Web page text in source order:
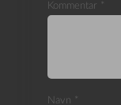
Kommentar *
Navn *